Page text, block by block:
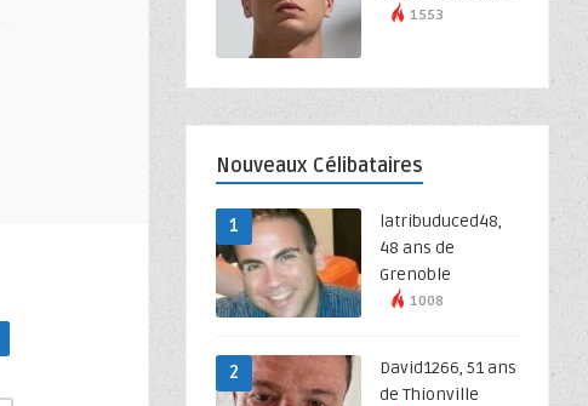
1553
Nouveaux Célibataires
1
latribuduced48,
48 ans de
Grenoble
1008
2
David1266, 51 ans
de Thionville